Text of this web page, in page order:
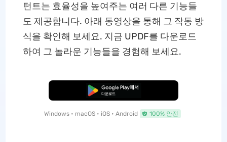
턴트는 효율성을 높여주는 여러 다른 기능들
도 제공합니다. 아래 동영상을 통해 그 작동 방
식을 확인해 보세요. 지금 UPDF를 다운로드
하여 그 놀라운 기능들을 경험해 보세요.
무료로 다운로드
Windows • macOS • iOS • Android 100% 안전